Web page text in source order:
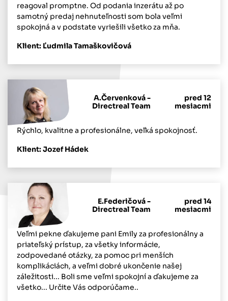
reagoval promptne. Od podania inzerátu až po
samotný predaj nehnuteľnosti som bola veľmi
spokojná a v podstate vyriešili všetko za mňa.
Klient: Ľudmila Tamaškovičová
A.Červenková -
Directreal Team
pred 12
mesiacmi
Rýchlo, kvalitne a profesionálne, veľká spokojnosť.
Klient: Jozef Hádek
E.Federičová -
Directreal Team
pred 14
mesiacmi
Veľmi pekne ďakujeme pani Emily za profesionálny a
priateľský prístup, za všetky informácie,
zodpovedané otázky, za pomoc pri menších
komplikáciách, a veľmi dobré ukončenie našej
záležitosti... Boli sme veľmi spokojní a ďakujeme za
všetko... Určite Vás odporúčame..